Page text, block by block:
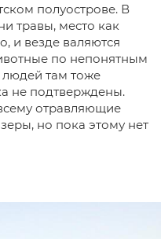
полуострове. В
травы, место как
и везде валяются
по непонятным
там тоже
не подтверждены.
отравляющие
но пока этому нет